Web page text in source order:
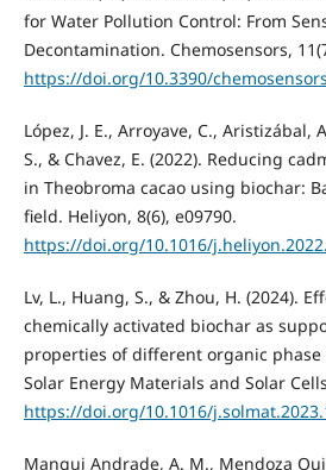
for Water Pollution Control: From
Decontamination. Chemosensors,
https://doi.org/10.3390/
López, J. E., Arroyave, C., Aristizábal,
S., & Chavez, E. (2022). Reducing
in Theobroma cacao using biochar:
field. Heliyon, 8(6), e09790.
https://doi.org/10.1016/
Lv, L., Huang, S., & Zhou, H. (2024).
chemically activated biochar as
properties of different organic phase
Solar Energy Materials and Solar
https://doi.org/10.1016/
Mangui Andrade, A. M., Mendoza